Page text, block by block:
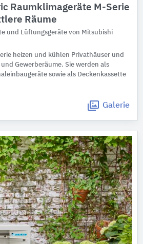
Raumklimageräte M-Serie
Räume
und Lüftungsgeräte von Mitsubishi
heizen und kühlen Privathäuser und
Gewerberäume. Sie werden als
sowie als Deckenkassette
Galerie